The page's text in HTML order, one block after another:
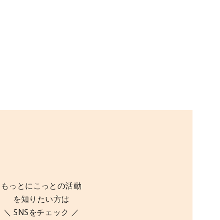
もっとにこっとの活動
を知りたい方は
＼ SNSをチェック ／